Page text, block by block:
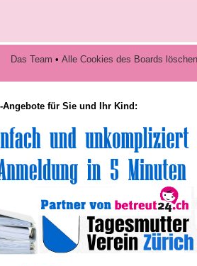
Das Team • Alle Cookies des Boards löschen
für Sie und Ihr Kind: